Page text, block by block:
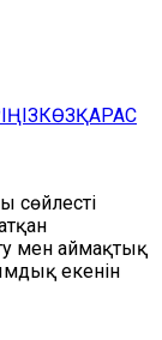
КӨЗҚАРАС
сөйлесті
мен аймақтық
екенін